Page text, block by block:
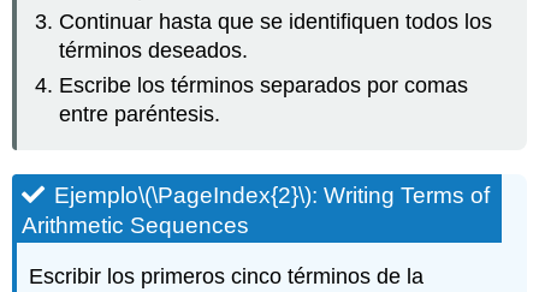
Continuar hasta que se identifiquen todos los
términos deseados.
Escribe los términos separados por comas
entre paréntesis.
Ejemplo\(\PageIndex{2}\): Writing Terms of
Arithmetic Sequences
Escribir los primeros cinco términos de la